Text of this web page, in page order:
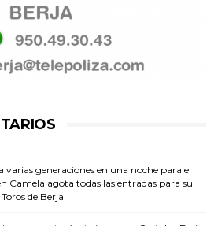
varias generaciones en una noche para el
Camela agota todas las entradas para su
de Berja